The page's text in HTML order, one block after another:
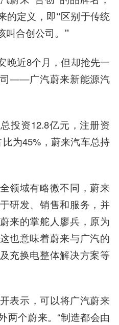
的定义，即“区别于传统
叫合创公司。”
晚近8个月，但却抢先一
——广汽蔚来新能源汽
投资12.8亿元，注册资
为45%，蔚来汽车总持
领域有略微不同，蔚来
研发、销售和服务，并
来的掌舵人廖兵，原为
也意味着蔚来与广汽的
充换电整体解决方案等
表示，可以将广汽蔚来
两个蔚来。“制造都会由